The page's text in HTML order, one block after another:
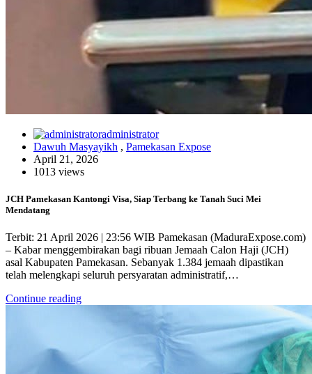
administrator
Dawuh Masyayikh , Pamekasan Expose
April 21, 2026
1013 views
JCH Pamekasan Kantongi Visa, Siap Terbang ke Tanah Suci Mei
Mendatang
Terbit: 21 April 2026 | 23:56 WIB Pamekasan (MaduraExpose.com)
– Kabar menggembirakan bagi ribuan Jemaah Calon Haji (JCH)
asal Kabupaten Pamekasan. Sebanyak 1.384 jemaah dipastikan
telah melengkapi seluruh persyaratan administratif,…
Continue reading